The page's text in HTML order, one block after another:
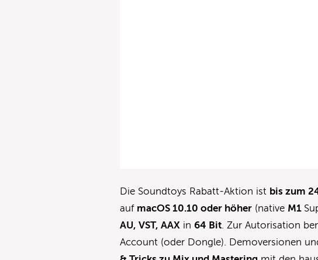
Die Soundtoys Rabatt-Aktion ist bis zum
auf macOS 10.10 oder höher (native M1
AU, VST, AAX in 64 Bit. Zur Autorisation
Account (oder Dongle). Demoversionen